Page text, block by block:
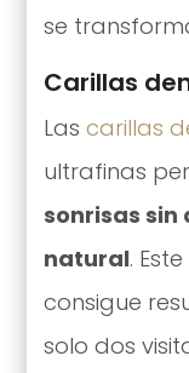
se
Carillas
Las carillas
ultrafinas
sonrisas
natural.
consigue
solo dos